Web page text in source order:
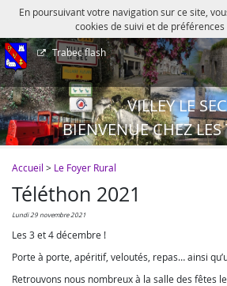
En poursuivant votre navigation sur ce site,
cookies de suivi et de préférences
Trabec flash
VILLEY LE SEC
BIENVENUE CHEZ LES
Accueil > Le Foyer Rural
Téléthon 2021
lundi 29 novembre 2021
Les 3 et 4 décembre !
Porte à porte, apéritif, veloutés, repas… ainsi
Retrouvons nous nombreux à la salle des fêtes